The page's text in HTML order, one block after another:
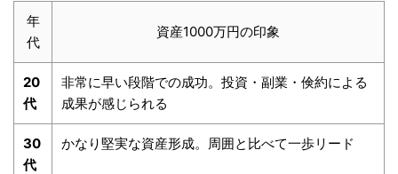
年
代
資産1000万円の印象
20
代
非常に早い段階での成功。投資・副業・倹約による
成果が感じられる
30
代
かなり堅実な資産形成。周囲と比べて一歩リード